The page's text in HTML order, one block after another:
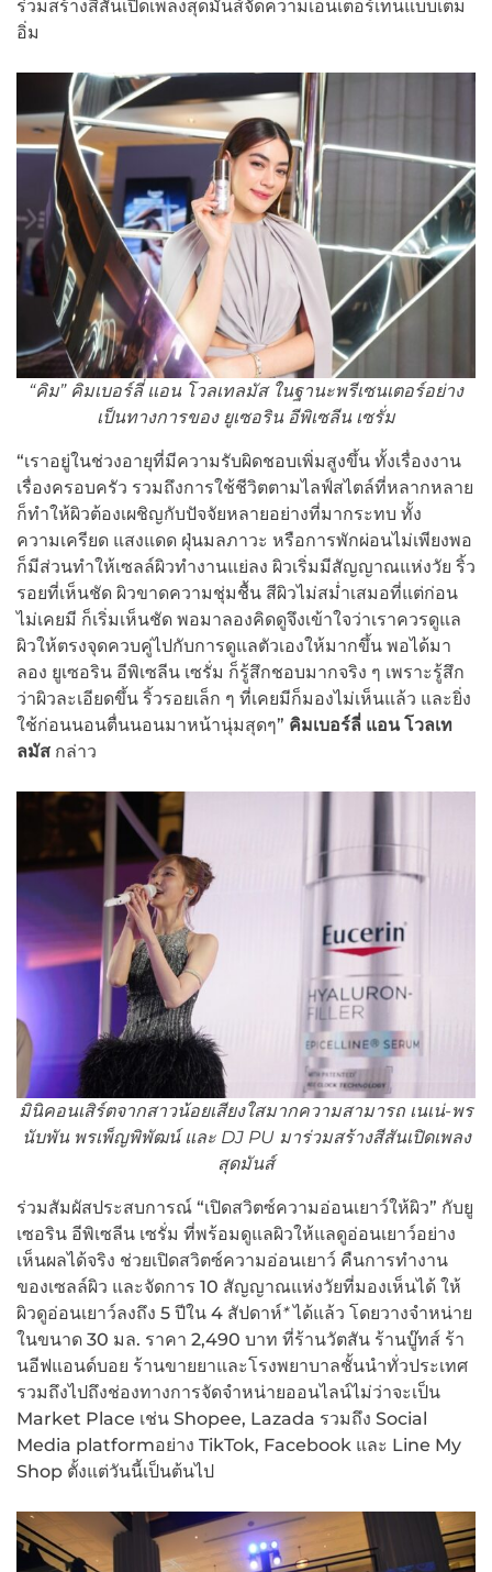
ร่วมสร้างสีสันเปิดเพลงสุดมันส์จัดความเอนเตอร์เทนแบบเต็ม
อิ่ม
“คิม” คิมเบอร์ลี่ แอน โวลเทลมัส ในฐานะพรีเซนเตอร์อย่าง
เป็นทางการของ ยูเซอริน อีพิเซลีน เซรั่ม
“เราอยู่ในช่วงอายุที่มีความรับผิดชอบเพิ่มสูงขึ้น ทั้งเรื่องงาน
เรื่องครอบครัว รวมถึงการใช้ชีวิตตามไลฟ์สไตล์ที่หลากหลาย
ก็ทำให้ผิวต้องเผชิญกับปัจจัยหลายอย่างที่มากระทบ ทั้ง
ความเครียด แสงแดด ฝุ่นมลภาวะ หรือการพักผ่อนไม่เพียงพอ
ก็มีส่วนทำให้เซลล์ผิวทำงานแย่ลง ผิวเริ่มมีสัญญาณแห่งวัย ริ้ว
รอยที่เห็นชัด ผิวขาดความชุ่มชื้น สีผิวไม่สม่ำเสมอที่แต่ก่อน
ไม่เคยมี ก็เริ่มเห็นชัด พอมาลองคิดดูจึงเข้าใจว่าเราควรดูแล
ผิวให้ตรงจุดควบคู่ไปกับการดูแลตัวเองให้มากขึ้น พอได้มา
ลอง ยูเซอริน อีพิเซลีน เซรั่ม ก็รู้สึกชอบมากจริง ๆ เพราะรู้สึก
ว่าผิวละเอียดขึ้น ริ้วรอยเล็ก ๆ ที่เคยมีก็มองไม่เห็นแล้ว และยิ่ง
ใช้ก่อนนอนตื่นนอนมาหน้านุ่มสุดๆ” คิมเบอร์ลี่ แอน โวลเท
ลมัส กล่าว
มินิคอนเสิร์ตจากสาวน้อยเสียงใสมากความสามารถ เนเน่-พร
นับพัน พรเพ็ญพิพัฒน์ และ DJ PU มาร่วมสร้างสีสันเปิดเพลง
สุดมันส์
ร่วมสัมผัสประสบการณ์ “เปิดสวิตซ์ความอ่อนเยาว์ให้ผิว” กับยู
เซอริน อีพิเซลีน เซรั่ม ที่พร้อมดูแลผิวให้แลดูอ่อนเยาว์อย่าง
เห็นผลได้จริง ช่วยเปิดสวิตซ์ความอ่อนเยาว์ คืนการทำงาน
ของเซลล์ผิว และจัดการ 10 สัญญาณแห่งวัยที่มองเห็นได้ ให้
ผิวดูอ่อนเยาว์ลงถึง 5 ปีใน 4 สัปดาห์*ได้แล้ว โดยวางจำหน่าย
ในขนาด 30 มล. ราคา 2,490 บาท ที่ร้านวัตสัน ร้านบู๊ทส์ ร้า
นอีฟแอนด์บอย ร้านขายยาและโรงพยาบาลชั้นนำทั่วประเทศ
รวมถึงไปถึงช่องทางการจัดจำหน่ายออนไลน์ไม่ว่าจะเป็น
Market Place เช่น Shopee, Lazada รวมถึง Social
Media platformอย่าง TikTok, Facebook และ Line My
Shop ตั้งแต่วันนี้เป็นต้นไป